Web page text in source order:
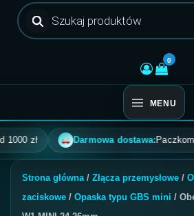
Wyszukiwarka
produktów
0
MENU
zł Darmowa dostawa:Paczkomat
Strona główna/ Złącza przemysłowe /
zaciskowe / Opaska typu GBS mini /